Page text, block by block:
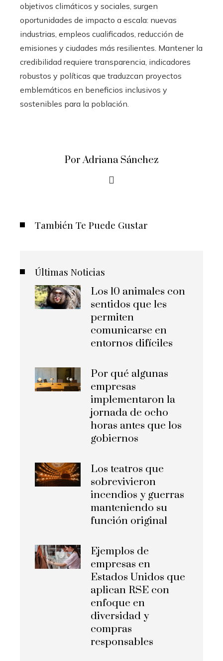
objetivos climáticos y sociales, surgen
oportunidades de impacto a escala: nuevas
industrias, empleos cualificados, reducción de
emisiones y ciudades más resilientes. Mantener la
credibilidad requiere transparencia, indicadores
robustos y políticas que traduzcan proyectos
emblemáticos en beneficios inclusivos y
sostenibles para la población.
Por Adriana Sánchez
También Te Puede Gustar
Últimas Noticias
Los 10 animales con
sentidos que les
permiten
comunicarse en
entornos difíciles
Por qué algunas
empresas
implementaron la
jornada de ocho
horas antes que los
gobiernos
Los teatros que
sobrevivieron
incendios y guerras
manteniendo su
función original
Ejemplos de
empresas en
Estados Unidos que
aplican RSE con
enfoque en
diversidad y
compras
responsables